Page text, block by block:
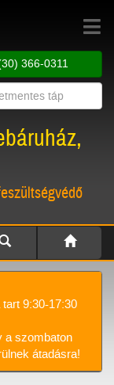
Toggle
366-0311
9:30-17:30
a szombaton
átadásra!